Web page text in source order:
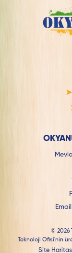
© 2026
Teknoloji Ofisi'nin
Site